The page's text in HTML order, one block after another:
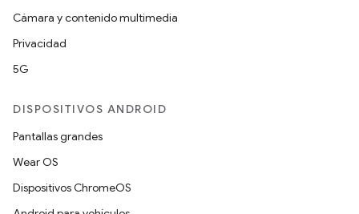
Cámara y contenido multimedia
Privacidad
5G
DISPOSITIVOS ANDROID
Pantallas grandes
Wear OS
Dispositivos ChromeOS